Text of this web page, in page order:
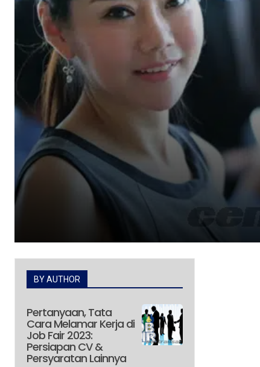
BY AUTHOR
Pertanyaan, Tata
Cara Melamar Kerja di
Job Fair 2023:
Persiapan CV &
Persyaratan Lainnya